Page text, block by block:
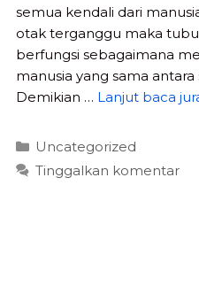
semua kendali dari
otak terganggu maka
berfungsi sebagaimana
manusia yang sama
Demikian … Lanjut baca
Kategori
Uncategorized
Tinggalkan komentar